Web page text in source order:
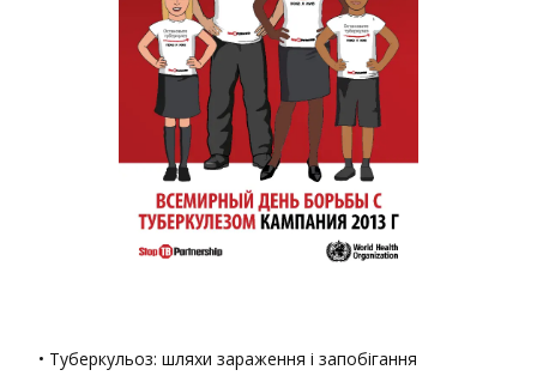
• Туберкульоз: шляхи зараження і запобігання